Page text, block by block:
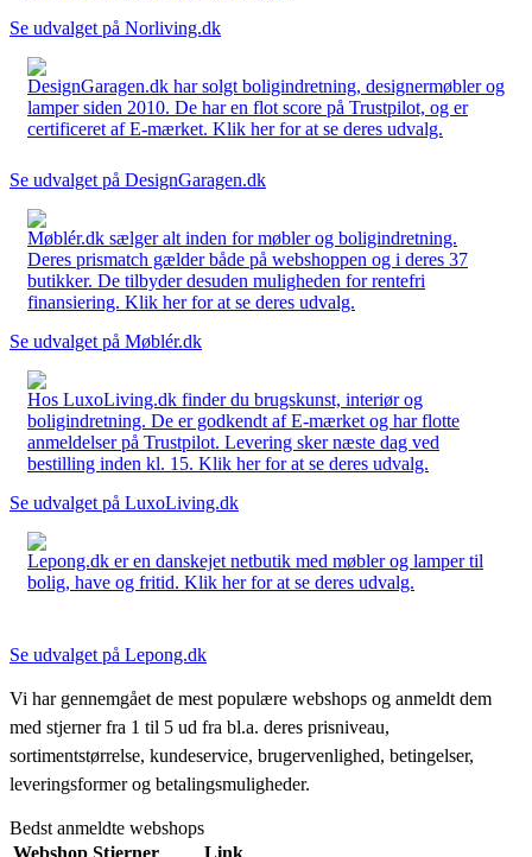
Se udvalget på Norliving.dk
DesignGaragen.dk har solgt boligindretning, designermøbler og
lamper siden 2010. De har en flot score på Trustpilot, og er
certificeret af E-mærket. Klik her for at se deres udvalg.
Se udvalget på DesignGaragen.dk
Møblér.dk sælger alt inden for møbler og boligindretning.
Deres prismatch gælder både på webshoppen og i deres 37
butikker. De tilbyder desuden muligheden for rentefri
finansiering. Klik her for at se deres udvalg.
Se udvalget på Møblér.dk
Hos LuxoLiving.dk finder du brugskunst, interiør og
boligindretning. De er godkendt af E-mærket og har flotte
anmeldelser på Trustpilot. Levering sker næste dag ved
bestilling inden kl. 15. Klik her for at se deres udvalg.
Se udvalget på LuxoLiving.dk
Lepong.dk er en danskejet netbutik med møbler og lamper til
bolig, have og fritid. Klik her for at se deres udvalg.
Se udvalget på Lepong.dk
Vi har gennemgået de mest populære webshops og anmeldt dem
med stjerner fra 1 til 5 ud fra bl.a. deres prisniveau,
sortimentstørrelse, kundeservice, brugervenlighed, betingelser,
leveringsformer og betalingsmuligheder.
Bedst anmeldte webshops
Webshop Stjerner Link